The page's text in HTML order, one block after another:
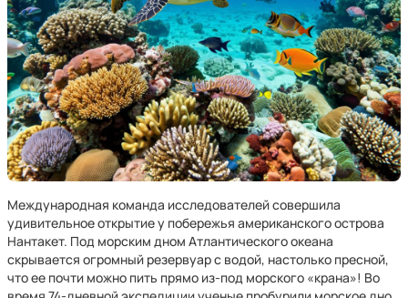
Международная команда исследователей совершила
удивительное открытие у побережья американского острова
Нантакет. Под морским дном Атлантического океана
скрывается огромный резервуар с водой, настолько пресной,
что ее почти можно пить прямо из-под морского «крана»! Во